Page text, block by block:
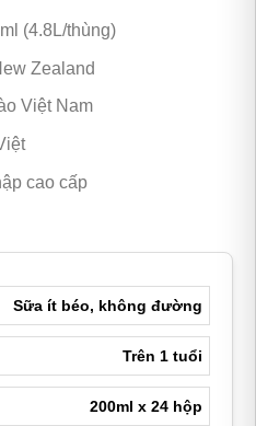
390,000 ₫.
(4.8L/thùng)
Zealand
Việt Nam
cao cấp
Sữa ít béo, không đường
Trên 1 tuổi
200ml x 24 hộp